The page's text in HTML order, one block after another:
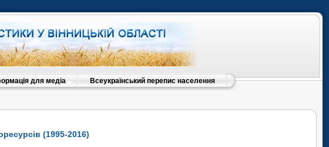
для медіа Всеукраїнський перепис населення
(1995-2016)